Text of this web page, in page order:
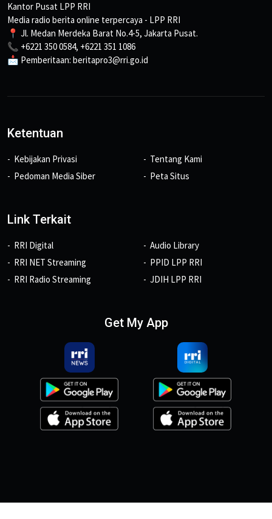
Kantor Pusat LPP RRI
Media radio berita online terpercaya - LPP RRI
📍 Jl. Medan Merdeka Barat No.4-5, Jakarta Pusat.
📞 +6221 350 0584, +6221 351 1086
📩 Pemberitaan: beritapro3@rri.go.id
Ketentuan
Kebijakan Privasi
Pedoman Media Siber
Tentang Kami
Peta Situs
Link Terkait
RRI Digital
RRI NET Streaming
RRI Radio Streaming
Audio Library
PPID LPP RRI
JDIH LPP RRI
Get My App